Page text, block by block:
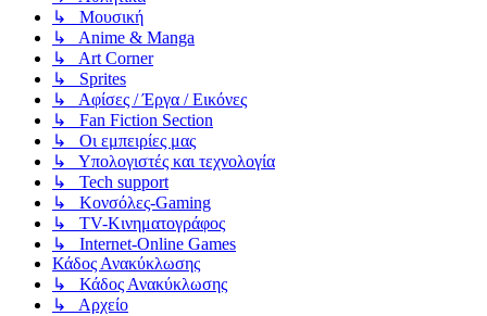
↳ Μουσική
↳ Anime & Manga
↳ Art Corner
↳ Sprites
↳ Αφίσες / Έργα / Εικόνες
↳ Fan Fiction Section
↳ Οι εμπειρίες μας
↳ Υπολογιστές και τεχνολογία
↳ Tech support
↳ Kονσόλες-Gaming
↳ TV-Κινηματογράφος
↳ Internet-Online Games
Κάδος Ανακύκλωσης
↳ Κάδος Ανακύκλωσης
↳ Αρχείο